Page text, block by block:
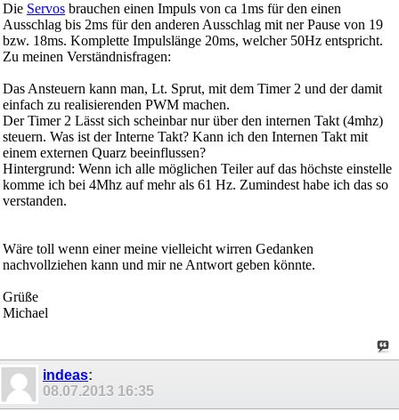
Die Servos brauchen einen Impuls von ca 1ms für den einen
Ausschlag bis 2ms für den anderen Ausschlag mit ner Pause von 19
bzw. 18ms. Komplette Impulslänge 20ms, welcher 50Hz entspricht.
Zu meinen Verständnisfragen:
Das Ansteuern kann man, Lt. Sprut, mit dem Timer 2 und der damit
einfach zu realisierenden PWM machen.
Der Timer 2 Lässt sich scheinbar nur über den internen Takt (4mhz)
steuern. Was ist der Interne Takt? Kann ich den Internen Takt mit
einem externen Quarz beeinflussen?
Hintergrund: Wenn ich alle möglichen Teiler auf das höchste einstelle
komme ich bei 4Mhz auf mehr als 61 Hz. Zumindest habe ich das so
verstanden.
Wäre toll wenn einer meine vielleicht wirren Gedanken
nachvollziehen kann und mir ne Antwort geben könnte.
Grüße
Michael
indeas:
08.07.2013 16:35